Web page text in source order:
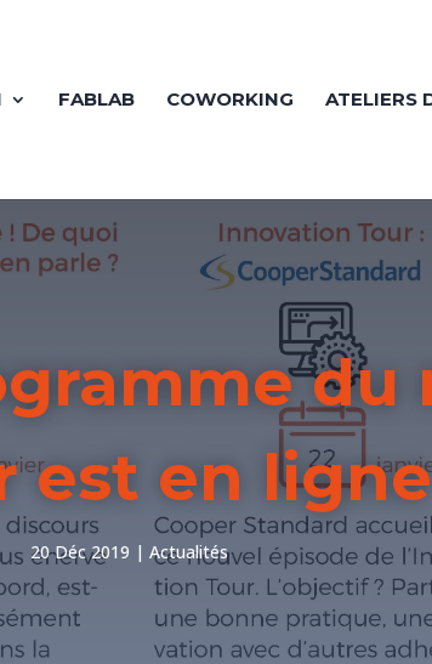
FABLAB COWORKING ATELIERS
du
est en
20 Déc 2019 Actualités